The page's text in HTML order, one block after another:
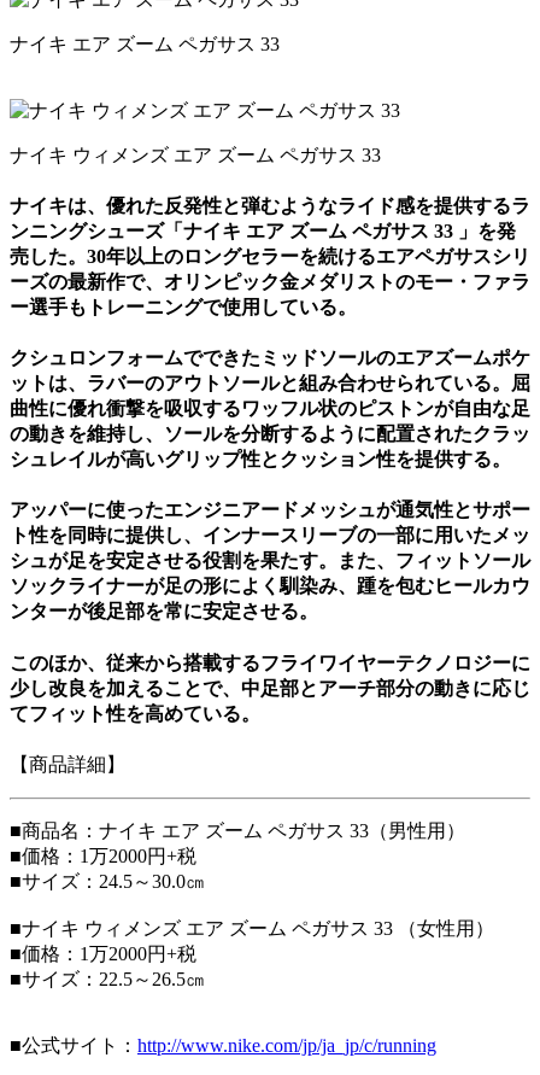
ナイキ エア ズーム ペガサス 33
ナイキ ウィメンズ エア ズーム ペガサス 33
ナイキは、優れた反発性と弾むようなライド感を提供するラ
ンニングシューズ「ナイキ エア ズーム ペガサス 33 」を発
売した。30年以上のロングセラーを続けるエアペガサスシリ
ーズの最新作で、オリンピック金メダリストのモー・ファラ
ー選手もトレーニングで使用している。
クシュロンフォームでできたミッドソールのエアズームポケ
ットは、ラバーのアウトソールと組み合わせられている。屈
曲性に優れ衝撃を吸収するワッフル状のピストンが自由な足
の動きを維持し、ソールを分断するように配置されたクラッ
シュレイルが高いグリップ性とクッション性を提供する。
アッパーに使ったエンジニアードメッシュが通気性とサポー
ト性を同時に提供し、インナースリーブの一部に用いたメッ
シュが足を安定させる役割を果たす。また、フィットソール
ソックライナーが足の形によく馴染み、踵を包むヒールカウ
ンターが後足部を常に安定させる。
このほか、従来から搭載するフライワイヤーテクノロジーに
少し改良を加えることで、中足部とアーチ部分の動きに応じ
てフィット性を高めている。
【商品詳細】
■商品名：ナイキ エア ズーム ペガサス 33（男性用）
■価格：1万2000円+税
■サイズ：24.5～30.0㎝
■ナイキ ウィメンズ エア ズーム ペガサス 33 （女性用）
■価格：1万2000円+税
■サイズ：22.5～26.5㎝
■公式サイト： http://www.nike.com/jp/ja_jp/c/running